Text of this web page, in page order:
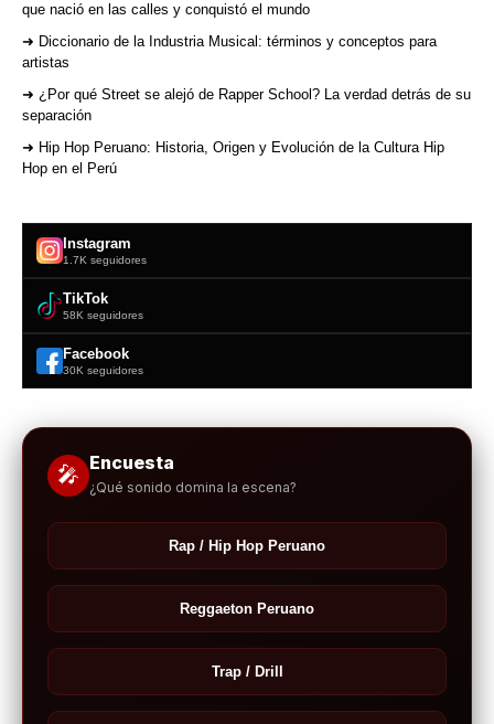
que nació en las calles y conquistó el mundo
➜ Diccionario de la Industria Musical: términos y conceptos para
artistas
➜ ¿Por qué Street se alejó de Rapper School? La verdad detrás de su
separación
➜ Hip Hop Peruano: Historia, Origen y Evolución de la Cultura Hip
Hop en el Perú
Instagram
1.7K seguidores
TikTok
58K seguidores
Facebook
30K seguidores
🎤 Encuesta
¿Qué sonido domina la escena?
Rap / Hip Hop Peruano
Reggaeton Peruano
Trap / Drill